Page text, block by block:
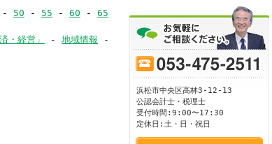
が、
、または
Edge
願い申し上げます。
- 50 - 55 - 60 - 65 70-75-80-85-90-95
・経営」 - 地域情報 -
ｺｰﾋｰﾌﾞﾚｲｸ
浜松市中央区高林3-12-13
公認会計士・税理士
受付時間:9:00〜17:30
定休日:土・日・祝日